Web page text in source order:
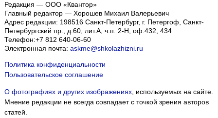
Редакция — ООО «Квантор»
Главный редактор — Хорошев Михаил Валерьевич
Адрес редакции: 198516 Санкт-Петербург, г. Петергоф, Санкт-
Петербургский пр., д.60, лит.А, ч.п. 2-Н, оф.432, 434
Телефон:+7 812 640-06-60
Электронная почта: askme@shkolazhizni.ru
Политика конфиденциальности
Пользовательское соглашение
О фотографиях и других изображениях, используемых на сайте.
Мнение редакции не всегда совпадает с точкой зрения авторов
статей.